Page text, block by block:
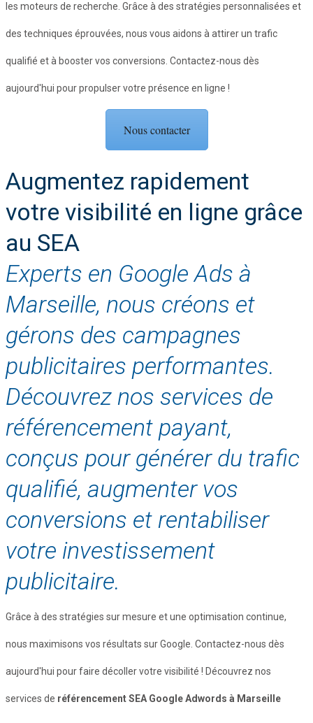
les moteurs de recherche. Grâce à des stratégies personnalisées et
des techniques éprouvées, nous vous aidons à attirer un trafic
qualifié et à booster vos conversions. Contactez-nous dès
aujourd'hui pour propulser votre présence en ligne !
Nous contacter
Augmentez rapidement
votre visibilité en ligne grâce
au SEA
Experts en Google Ads à
Marseille, nous créons et
gérons des campagnes
publicitaires performantes.
Découvrez nos services de
référencement payant,
conçus pour générer du trafic
qualifié, augmenter vos
conversions et rentabiliser
votre investissement
publicitaire.
Grâce à des stratégies sur mesure et une optimisation continue,
nous maximisons vos résultats sur Google. Contactez-nous dès
aujourd'hui pour faire décoller votre visibilité ! Découvrez nos
services de référencement SEA Google Adwords à Marseille